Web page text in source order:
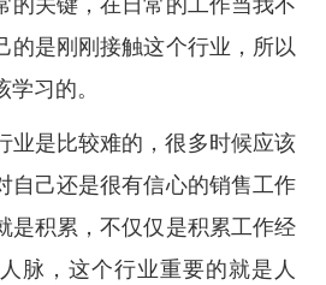
的关键，在日常的工作当我不
的是刚刚接触这个行业，所以
习的。
业是比较难的，很多时候应该
自己还是很有信心的销售工作
是积累，不仅仅是积累工作经
脉，这个行业重要的就是人